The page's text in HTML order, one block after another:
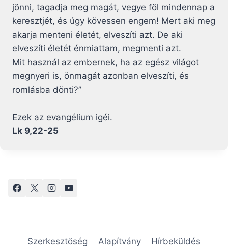
jönni, tagadja meg magát, vegye föl mindennap a
keresztjét, és úgy kövessen engem! Mert aki meg
akarja menteni életét, elveszíti azt. De aki
elveszíti életét énmiattam, megmenti azt.
Mit használ az embernek, ha az egész világot
megnyeri is, önmagát azonban elveszíti, és
romlásba dönti?”
Ezek az evangélium igéi.
Lk 9,22-25
Szerkesztőség Alapítvány Hírbeküldés